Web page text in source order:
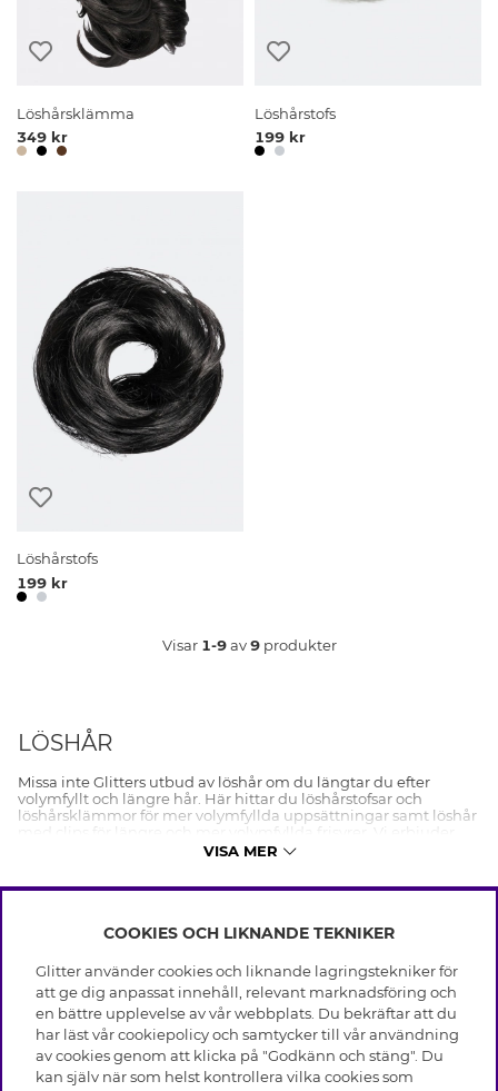
Löshårsklämma
349 kr
Löshårstofs
199 kr
Löshårstofs
199 kr
Visar 1-9av9produkter
LÖSHÅR
Missa inte Glitters utbud av löshår om du längtar du efter
volymfyllt och längre hår. Här hittar du löshårstofsar och
löshårsklämmor för mer volymfyllda uppsättningar samt löshår
med clips för längre och mer volymfyllda frisyrer. Vi erbjuder
syntetiskt löshår och extensions i flera olika färger.
efter en fest eller kväll på stan. Om du ska sätta upp ditt hår i en
Önskar du en fylligare och längre hästsvans så det vår
löshårsklämma du ska köpa.
Då Glitters utbud av löshår består av klämmor, clip-ins och
tofsar så går de att återanvända dem några gånger innan det
behövs köpas nya.
Hur tar man bäst hand om sitt löshår? – Skötselråd och
VISA MER
INFO
Leverans
Villkor
Integritetspolicy
Cookies
Medlemsvillkor
OM GLITTER
Black Friday
Våra butiker
HJÄLP
COOKIES OCH LIKNANDE TEKNIKER
Glitter använder cookies och liknande lagringstekniker för
att ge dig anpassat innehåll, relevant marknadsföring och
en bättre upplevelse av vår webbplats. Du bekräftar att du
har läst vår cookiepolicy och samtycker till vår användning
av cookies genom att klicka på "Godkänn och stäng". Du
kan själv när som helst kontrollera vilka cookies som